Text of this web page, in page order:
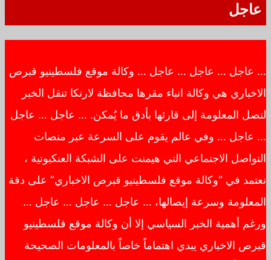
عاجل
… عاجل … عاجل … عاجل … وكالة موقع فلسطينيو قبرص
الاخباري هي وكالة انباء مقرها محافظة لارنكا تنقل الخبر
لتصل المعلومة إلى قارئها بأدق ما يُمكن. … عاجل … عاجل
… عاجل … وفي عالم يقوم على السرعة عبر منصات
التواصل الاجتماعي التي هيمنت على الشبكة العنكبوتية ،
نعتمد في “وكالة موقع فلسطينيو قبرص الاخباري” على دقة
المعلومة وسرعة إيصالها، … عاجل … عاجل … عاجل …
ورغم أهمية الخبر السياسي إلا أن وكالة موقع فلسطينيو
قبرص الاخباري يبدي اهتماماً خاصاً بالمعلومات الصحيحة